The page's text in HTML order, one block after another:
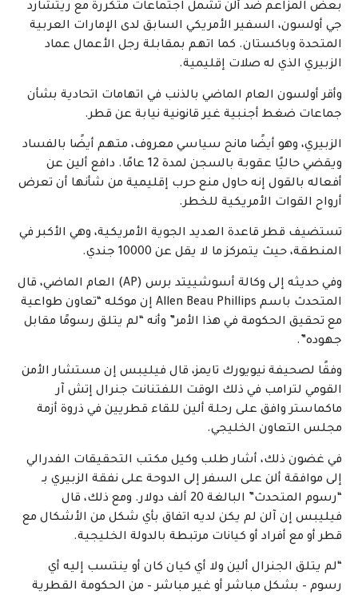
بعض المزاعم ضد ألن تشمل اجتماعات متكررة مع ريتشارد
جي أولسون، السفير الأمريكي السابق لدى الإمارات العربية
المتحدة وباكستان. كما اتهم بمقابلة رجل الأعمال عماد
الزبيري الذي له صلات إقليمية.
وأقر أولسون العام الماضي بالذنب في اتهامات اتحادية بشأن
جماعات ضغط أجنبية غير قانونية نيابة عن قطر.
الزبيري، وهو أيضًا مانح سياسي معروف، متهم أيضًا بالفساد
ويقضي حاليًا عقوبة بالسجن لمدة 12 عامًا. دافع ألين عن
أفعاله بالقول إنه حاول منع حرب إقليمية من شأنها أن تعرض
أرواح القوات الأمريكية للخطر.
تستضيف قطر قاعدة العديد الجوية الأمريكية، وهي الأكبر في
المنطقة، حيث يتمركز ما لا يقل عن 10000 جندي.
وفي حديثه إلى وكالة أسوشييتد برس (AP) العام الماضي، قال
المتحدث باسم Allen Beau Phillips إن موكله “تعاون طواعية
مع تحقيق الحكومة في هذا الأمر” وأنه “لم يتلق رسومًا مقابل
جهوده”.
وفقًا لصحيفة نيويورك تايمز، قال فيليبس إن مستشار الأمن
القومي لترامب في ذلك الوقت اللفتنانت جنرال إتش آر
ماكماستر وافق على رحلة ألين للقاء قطريين في ذروة أزمة
مجلس التعاون الخليجي.
في غضون ذلك، أشار طلب وكيل مكتب التحقيقات الفدرالي
إلى موافقة ألن على السفر إلى الدوحة على نفقة الزبيري بـ
“رسوم المتحدث” البالغة 20 ألف دولار. ومع ذلك، قال
فيليبس إن آلن لم يكن لديه اتفاق بأي شكل من الأشكال مع
قطر أو مع أفراد أو كيانات مرتبطة بالدولة الخليجية.
“لم يتلق الجنرال ألين ولا أي كيان كان أو ينتسب إليه أي
رسوم – بشكل مباشر أو غير مباشر – من الحكومة القطرية